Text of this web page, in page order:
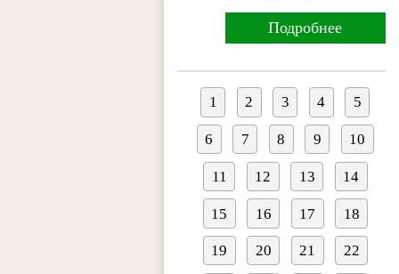
Подробнее
1 2 3 4 5
6 7 8 9 10
11 12 13 14
15 16 17 18
19 20 21 22